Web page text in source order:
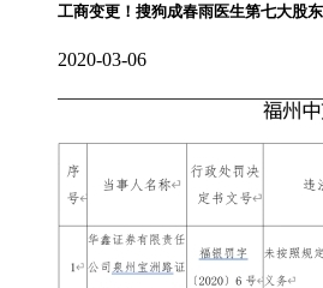
工商变更！搜狗成春雨医生第七大股
2020-03-06